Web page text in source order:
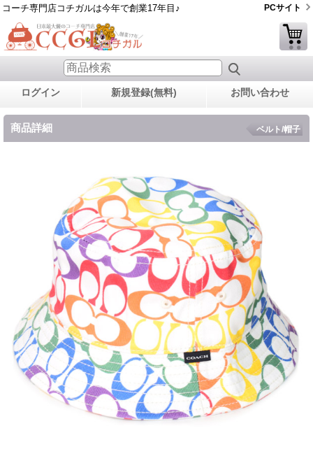
コーチ専門店コチガルは今年で創業17年目♪ PCサイト
ログイン 新規登録(無料) お問い合わせ
商品詳細 ベルト/帽子